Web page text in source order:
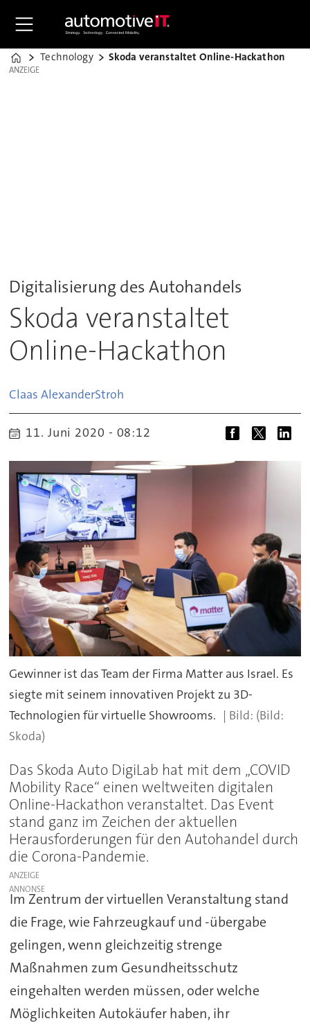
Home
Technology Skoda veranstaltet Online-Hackathon
ANZEIGE
ANZEIGE
Digitalisierung des Autohandels
Skoda veranstaltet
Online-Hackathon
Claas AlexanderStroh
11. Juni 2020 - 08:12
Gewinner ist das Team der Firma Matter aus Israel. Es
siegte mit seinem innovativen Projekt zu 3D-
Technologien für virtuelle Showrooms.
(Bild:
Skoda)
Das Skoda Auto DigiLab hat mit dem „COVID
Mobility Race“ einen weltweiten digitalen
Online-Hackathon veranstaltet. Das Event
stand ganz im Zeichen der aktuellen
Herausforderungen für den Autohandel durch
die Corona-Pandemie.
ANZEIGE
Im Zentrum der virtuellen Veranstaltung stand
die Frage, wie Fahrzeugkauf und -übergabe
gelingen, wenn gleichzeitig strenge
Maßnahmen zum Gesundheitsschutz
eingehalten werden müssen, oder welche
Möglichkeiten Autokäufer haben, ihr